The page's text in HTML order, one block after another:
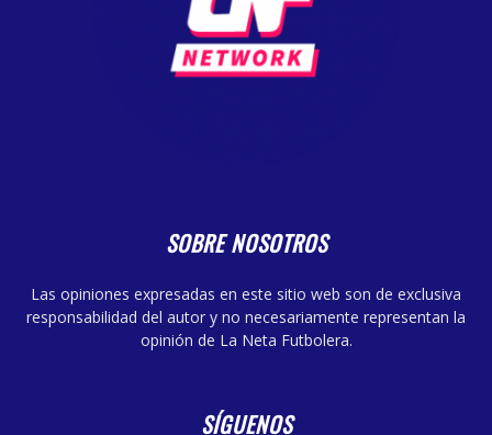
SOBRE NOSOTROS
Las opiniones expresadas en este sitio web son de exclusiva
responsabilidad del autor y no necesariamente representan la
opinión de La Neta Futbolera.
SÍGUENOS